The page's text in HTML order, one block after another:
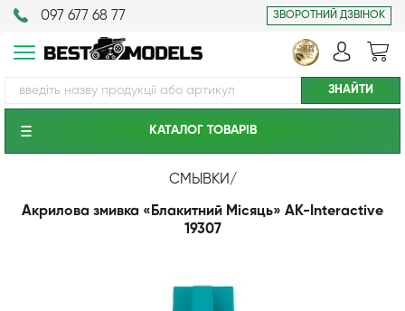
097 677 68 77 ЗВОРОТНИЙ ДЗВІНОК
КАТАЛОГ ТОВАРIВ
СМЫВКИ/
Акрилова змивка «Блакитний Місяць» AK-Interactive
19307